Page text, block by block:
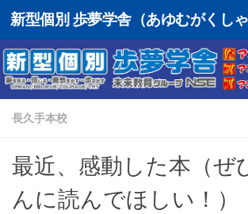
新型個別 歩夢学舎（あゆむがくしゃ
長久手本校
最近、感動した本（ぜ
んに読んでほしい！）